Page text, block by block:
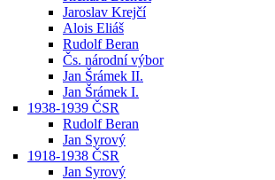
Jaroslav Krejčí
Alois Eliáš
Rudolf Beran
Čs. národní výbor
Jan Šrámek II.
Jan Šrámek I.
1938-1939 ČSR
Rudolf Beran
Jan Syrový
1918-1938 ČSR
Jan Syrový